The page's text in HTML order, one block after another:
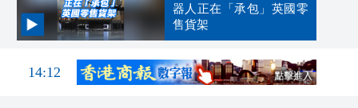
器人正在「承包」英國零
售貨架
14:47
14:12